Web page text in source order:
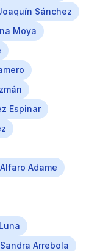
Sánchez
Moya
Espinar
Adame
Sandra Arrebola